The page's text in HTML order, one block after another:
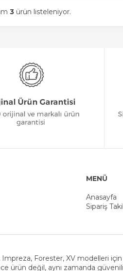
3 ürün listeleniyor.
MENÜ
Anasayfa
Sipariş
Forester, XV modelleri
değil, aynı zamanda